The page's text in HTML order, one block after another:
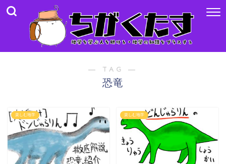
― TAG ―
恐竜
楽しむ地学 楽しむ地学